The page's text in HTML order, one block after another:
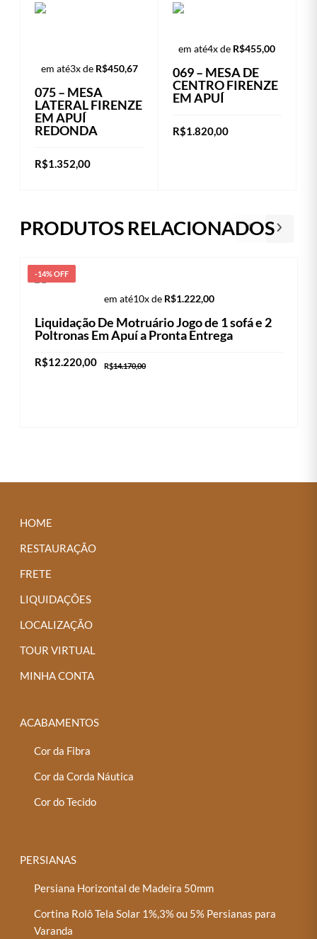
em até3x de R$450,67
075 – MESA
LATERAL FIRENZE
EM APUÍ
REDONDA
R$1.352,00
em até4x de R$455,00
069 – MESA DE
CENTRO FIRENZE
EM APUÍ
R$1.820,00
PRODUTOS RELACIONADOS
-14% OFF
em até10x de R$1.222,00
Liquidação De Motruário Jogo de 1 sofá e 2
Poltronas Em Apuí a Pronta Entrega
R$14.170,00O
preço
R$12.220,00 O
preço
HOME
RESTAURAÇÃO
FRETE
LIQUIDAÇÕES
LOCALIZAÇÃO
TOUR VIRTUAL
MINHA CONTA
ACABAMENTOS
Cor da Fibra
Cor da Corda Náutica
Cor do Tecido
PERSIANAS
Persiana Horizontal de Madeira 50mm
Cortina Rolô Tela Solar 1%,3% ou 5% Persianas para
Varanda